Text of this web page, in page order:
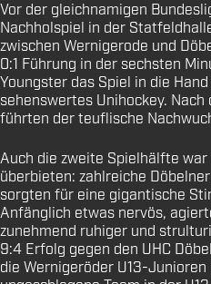
Vor der gleichnamigen
Nachholspiel in der
zwischen Wernigerode und
0:1 Führung in der sechsten
Youngster das Spiel in die
sehenswertes Unihockey.
führten der teuflische
Auch die zweite Spielhälfte war
überbieten: zahlreiche
sorgten für eine gigantische
Anfänglich etwas nervös,
zunehmend ruhiger und
9:4 Erfolg gegen den UHC
die Wernigeröder U13-